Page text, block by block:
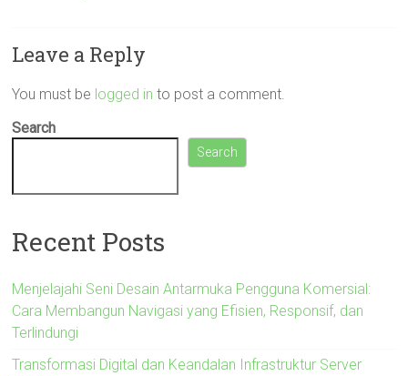
Leave a Reply
You must be logged in to post a comment.
Search
Search
Recent Posts
Menjelajahi Seni Desain Antarmuka Pengguna Komersial:
Cara Membangun Navigasi yang Efisien, Responsif, dan
Terlindungi
Transformasi Digital dan Keandalan Infrastruktur Server